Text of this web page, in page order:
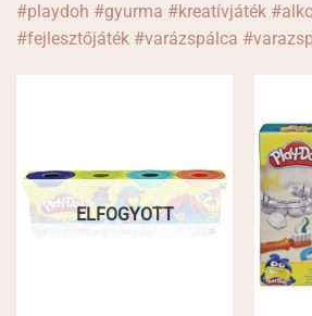
#playdoh #gyurma #kreatívjáték
#fejlesztőjáték #varázspálca
ELFOGYOTT